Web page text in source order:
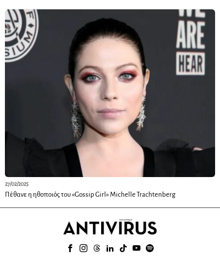
27/02/2025
Πέθανε η ηθοποιός του «Gossip Girl» Michelle Trachtenberg